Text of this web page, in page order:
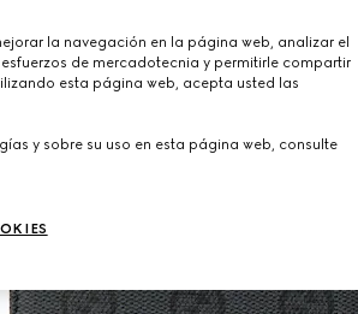
la navegación en la página web, analizar el
de mercadotecnia y permitirle compartir
esta página web, acepta usted las
y sobre su uso en esta página web, consulte